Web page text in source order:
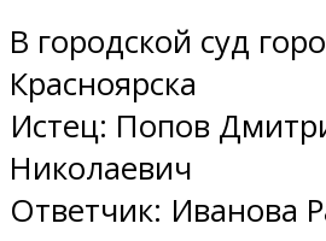
В городской суд
Красноярска
Истец: Попов
Николаевич
Ответчик: Иванова